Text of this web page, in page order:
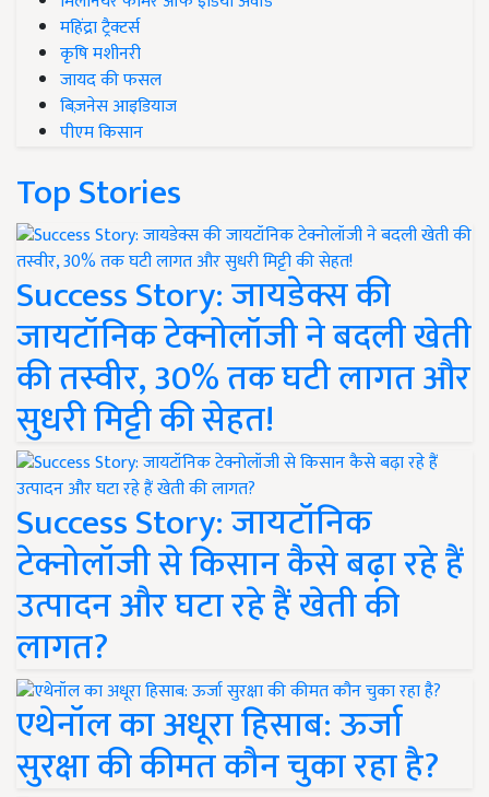
महिंद्रा ट्रैक्टर्स
कृषि मशीनरी
जायद की फसल
बिज़नेस आइडियाज
पीएम किसान
Top Stories
Success Story: जायडेक्स की
जायटॉनिक टेक्नोलॉजी ने बदली खेती
की तस्वीर, 30% तक घटी लागत और
सुधरी मिट्टी की सेहत!
Success Story: जायटॉनिक
टेक्नोलॉजी से किसान कैसे बढ़ा रहे हैं
उत्पादन और घटा रहे हैं खेती की
लागत?
एथेनॉल का अधूरा हिसाब: ऊर्जा
सुरक्षा की कीमत कौन चुका रहा है?